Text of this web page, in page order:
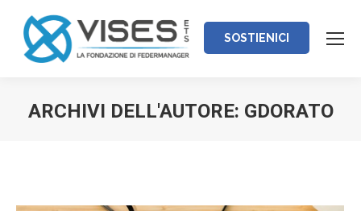
SOSTIENICI
ARCHIVI DELL'AUTORE: GDORATO